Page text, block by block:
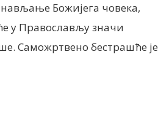
Божијега човека,
у Православљу значи
Саможртвено бестрашће је